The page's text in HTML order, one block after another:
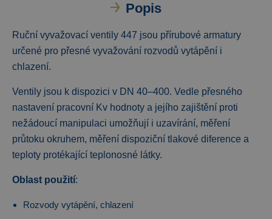
Popis
Ruční vyvažovací ventily 447 jsou přírubové armatury
určené pro přesné vyvažování rozvodů vytápění i
chlazení.
Ventily jsou k dispozici v DN 40–400. Vedle přesného
nastavení pracovní Kv hodnoty a jejího zajištění proti
nežádoucí manipulaci umožňují i uzavírání, měření
průtoku okruhem, měření dispoziční tlakové diference a
teploty protékající teplonosné látky.
Oblast použití:
Rozvody vytápění, chlazení